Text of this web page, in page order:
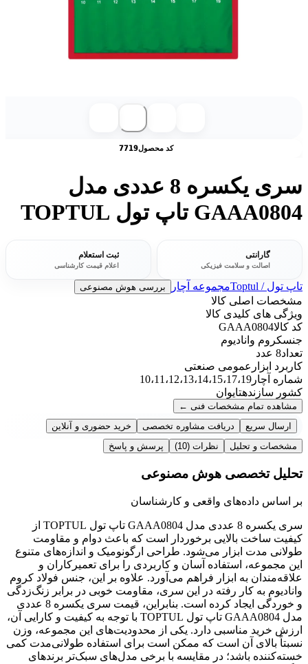
کد محصول7719
سری یکسره 8 عددی مدل
GAAA0804 تاپ تول TOPTUL
گارانتی
اصالت و سلامت فیزیکی
ثبت استعلام
اعلام قیمت کارشناسی
تاپ تول / Toptul مجموعه آچار بررسی هوش مصنوعی
مشخصات اصلی کالا
ویژگی های کلیدی کالا
کد کالاGAAA0804
جنسکروم وانادیوم
تعداد8 عدد
کاربرد ابزار عمومی صنعتی
شماره آچار 10،11،12،13،14،15،17،19
کشور سازندهتایوان
مشاهده تمام مشخصات فنی ←
ارسال سریع
دریافت مشاوره تخصصی
خرید حضوری و آنلاین
مشخصات و تحلیل
نظرات (10) پرسش و پاسخ
تحلیل تخصصی هوش مصنوعی
بر اساس داده‌های واقعی و کارشناسان
سری یکسره 8 عددی مدل GAAA0804 تاپ تول TOPTUL از
کیفیت ساخت بالایی برخوردار است که باعث دوام و مقاومت
طولانی مدت ابزار می‌شود. طراحی ارگونومیک و اندازه‌های متنوع
این مجموعه، استفاده آسان و کاربردی را برای تعمیرکاران و
علاقه‌مندان به ابزار فراهم می‌آورد. علاوه بر این، جنس فولاد کروم
وانادیوم به کار رفته در این سری، مقاومت خوبی در برابر زنگ‌زدگی
و خوردگی ایجاد کرده است. بنابراین، قیمت سری یکسره 8 عددی
مدل GAAA0804 تاپ تول TOPTUL با توجه به کیفیت و کارایی آن،
ارزش خرید مناسبی دارد. یکی از محدودیت‌های این مجموعه، وزن
نسبتاً بالای آن است که ممکن است برای استفاده طولانی‌مدت کمی
خسته‌کننده باشد؛ در مقایسه با برخی مدل‌های سبک‌تر برندهای